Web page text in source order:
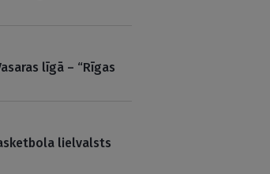
līgā – “Rīgas
lielvalsts